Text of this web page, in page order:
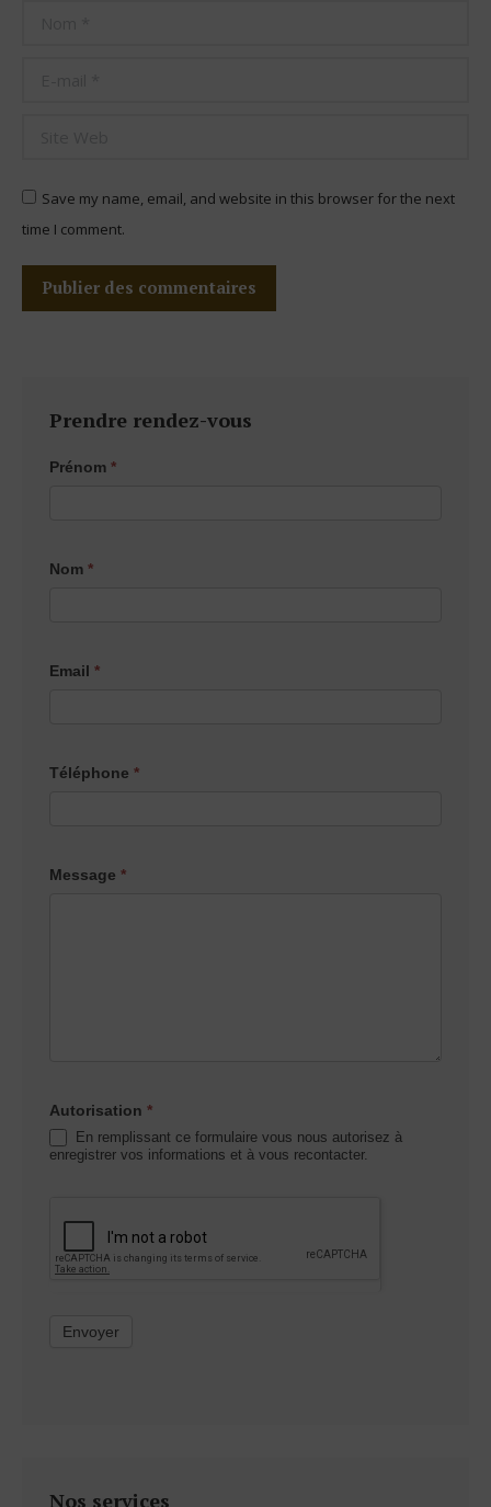
Save my name, email, and website in this browser for the next
time I comment.
Publier des commentaires
Prendre rendez-vous
Page
Prénom *
Nom *
Email *
Téléphone *
Message *
Autorisation *
En remplissant ce formulaire vous nous autorisez à
enregistrer vos informations et à vous recontacter.
Envoyer
Nos services